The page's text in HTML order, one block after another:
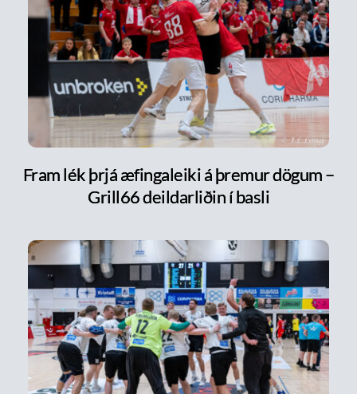
Fram lék þrjá æfingaleiki á þremur dögum –
Grill66 deildarliðin í basli